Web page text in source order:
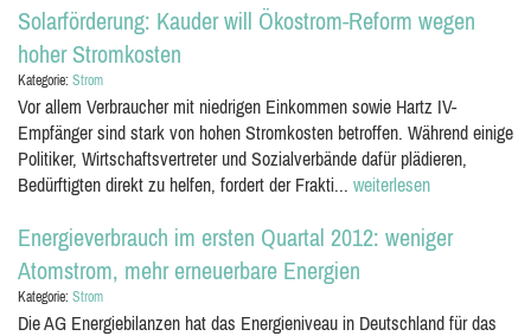
Solarförderung: Kauder will Ökostrom-Reform wegen
hoher Stromkosten
Kategorie: Strom
Vor allem Verbraucher mit niedrigen Einkommen sowie Hartz IV-
Empfänger sind stark von hohen Stromkosten betroffen. Während einige
Politiker, Wirtschaftsvertreter und Sozialverbände dafür plädieren,
Bedürftigten direkt zu helfen, fordert der Frakti... weiterlesen
Energieverbrauch im ersten Quartal 2012: weniger
Atomstrom, mehr erneuerbare Energien
Kategorie: Strom
Die AG Energiebilanzen hat das Energieniveau in Deutschland für das